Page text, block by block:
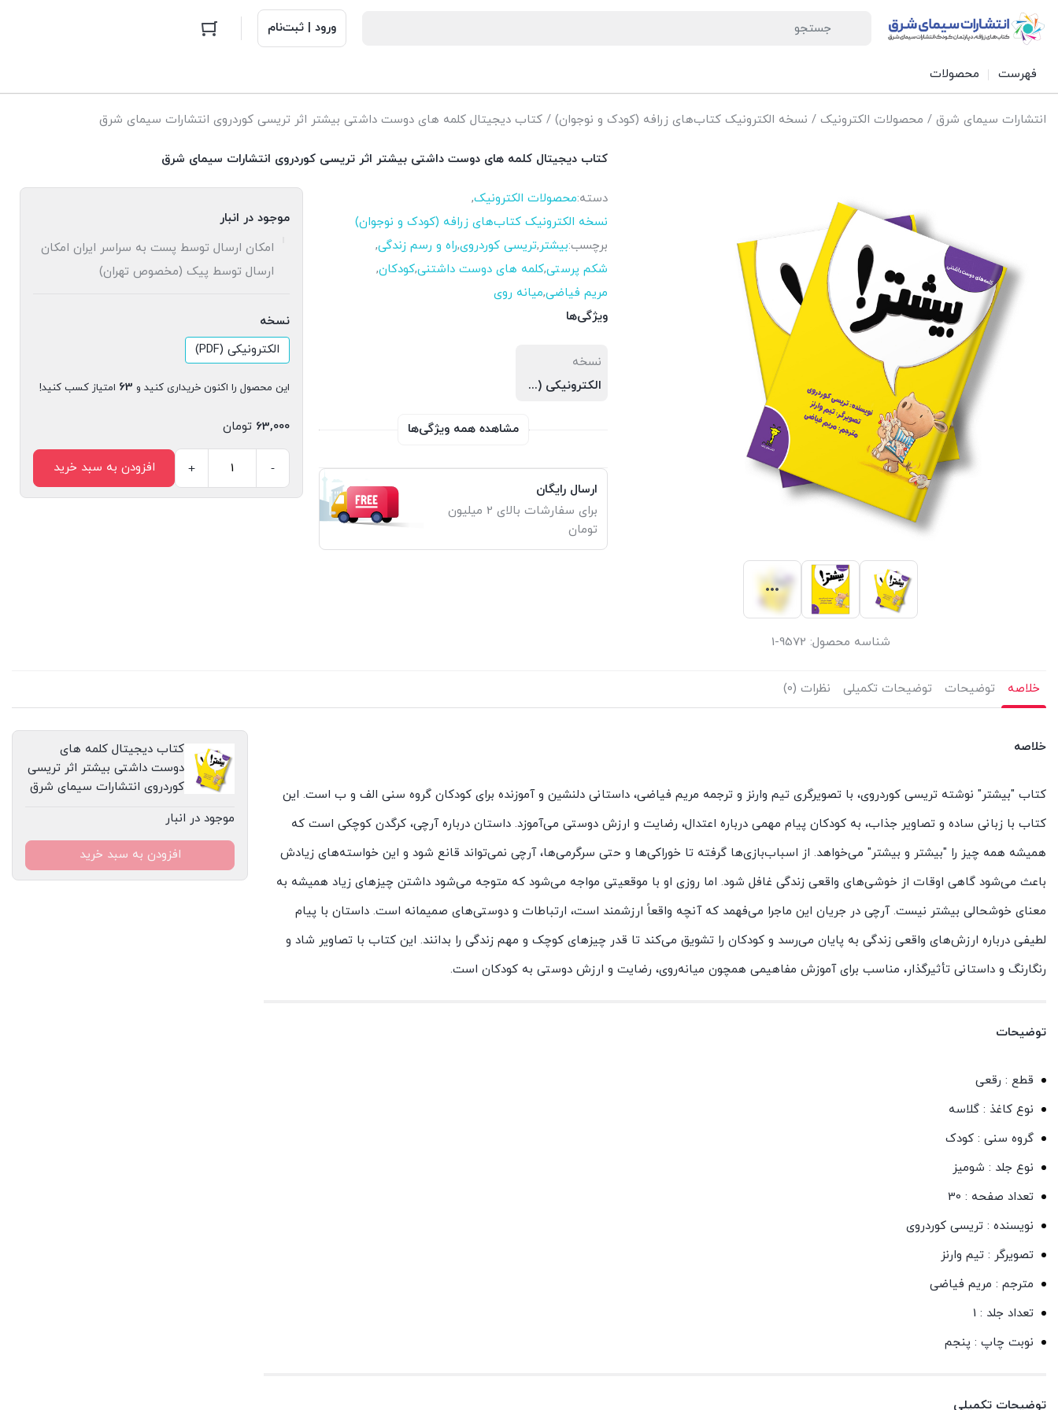
ورود | ثبت‌نام
فهرست محصولات
انتشارات سیمای شرق / محصولات الکترونیک / نسخه الکترونیک کتاب‌های زرافه (کودک و نوجوان) / کتاب دیجیتال کلمه های دوست داشتی بیشتر اثر تریسی کوردروی انتشارات سیمای شرق
شناسه محصول: 9572-1
کتاب دیجیتال کلمه های دوست داشتی بیشتر اثر تریسی کوردروی انتشارات سیمای شرق
دسته:محصولات الکترونیک,
نسخه الکترونیک کتاب‌های زرافه (کودک و نوجوان)
برچسب:بیشتر,تریسی کوردروی,راه و رسم زندگی,
شکم پرستی,کلمه های دوست داشتنی,کودکان,
مریم فیاضی,میانه روی
ویژگی‌ها
نسخه
الکترونیکی (PDF)
مشاهده همه ویژگی‌ها
ارسال رایگان
برای سفارشات بالای 2 میلیون
تومان
موجود در انبار
امکان ارسال توسط پست به سراسر ایران امکان
ارسال توسط پیک (مخصوص تهران)
نسخه
الکترونیکی (PDF)
این محصول را اکنون خریداری کنید و 63 امتیاز کسب کنید!
63,000 تومان
دیجیتال
-
+ افزودن به سبد خرید
خلاصه توضیحات توضیحات تکمیلی نظرات (0)
خلاصه
کتاب "بیشتر" نوشته تریسی کوردروی، با تصویرگری تیم وارنز و ترجمه مریم فیاضی، داستانی دلنشین و آموزنده برای کودکان گروه سنی الف و ب است. این
کتاب با زبانی ساده و تصاویر جذاب، به کودکان پیام مهمی درباره اعتدال، رضایت و ارزش دوستی می‌آموزد. داستان درباره آرچی، کرگدن کوچکی است که
همیشه همه چیز را "بیشتر و بیشتر" می‌خواهد. از اسباب‌بازی‌ها گرفته تا خوراکی‌ها و حتی سرگرمی‌ها، آرچی نمی‌تواند قانع شود و این خواسته‌های زیادش
باعث می‌شود گاهی اوقات از خوشی‌های واقعی زندگی غافل شود. اما روزی او با موقعیتی مواجه می‌شود که متوجه می‌شود داشتن چیزهای زیاد همیشه به
معنای خوشحالی بیشتر نیست. آرچی در جریان این ماجرا می‌فهمد که آنچه واقعاً ارزشمند است، ارتباطات و دوستی‌های صمیمانه است. داستان با پیام
لطیفی درباره ارزش‌های واقعی زندگی به پایان می‌رسد و کودکان را تشویق می‌کند تا قدر چیزهای کوچک و مهم زندگی را بدانند. این کتاب با تصاویر شاد و
رنگارنگ و داستانی تأثیرگذار، مناسب برای آموزش مفاهیمی همچون میانه‌روی، رضایت و ارزش دوستی به کودکان است.
توضیحات
قطع : رقعی
نوع کاغذ : گلاسه
گروه سنی : کودک
نوع جلد : شومیز
تعداد صفحه : 30
نویسنده : تریسی کوردروی
تصویرگر : تیم وارنز
مترجم : مریم فیاضی
تعداد جلد : 1
نوبت چاپ : پنجم
توضیحات تکمیلی
کتاب دیجیتال کلمه های
دوست داشتی بیشتر اثر تریسی
کوردروی انتشارات سیمای شرق
موجود در انبار
افزودن به سبد خرید